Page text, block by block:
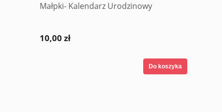
Małpki- Kalendarz Urodzinowy
10,00 zł
Do koszyka